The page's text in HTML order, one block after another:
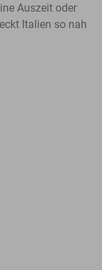
Auszeit oder
Italien so nah